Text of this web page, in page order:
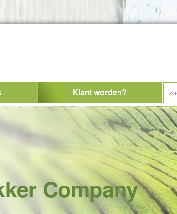
Klant worden?
Company